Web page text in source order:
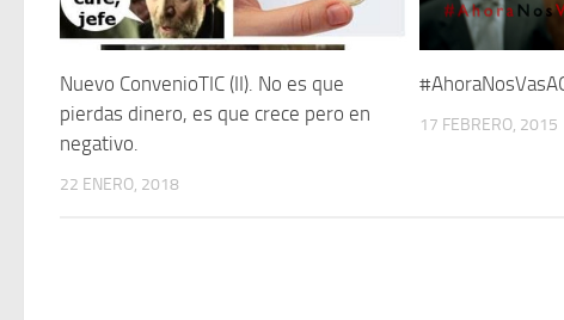
Nuevo ConvenioTIC (II). No es que
pierdas dinero, es que crece pero en
negativo.
22 ENERO, 2018
17 FEBRERO, 2015